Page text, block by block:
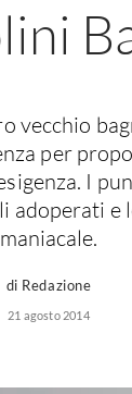
vecchio
per
I
adoperati
maniacale.
di Redazione
21 agosto 2014